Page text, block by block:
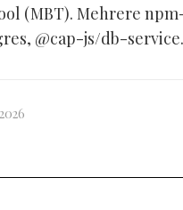
(MBT). Mehrere
@cap-js/db-